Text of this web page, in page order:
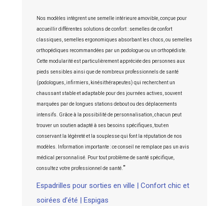
Nos modèles intègrent une semelle intérieure amovible, conçue pour
accueillir différentes solutions de confort : semelles de confort
classiques, semelles ergonomiques absorbant les chocs, ou semelles
orthopédiques recommandées par un podologue ou un orthopédiste.
Cette modularité est particulièrement appréciée des personnes aux
pieds sensibles ainsi que de nombreux professionnels de santé
(podologues, infirmiers, kinésithérapeutes) qui recherchent un
chaussant stable et adaptable pour des journées actives, souvent
marquées par de longues stations debout ou des déplacements
intensifs. Grâce à la possibilité de personnalisation, chacun peut
trouver un soutien adapté à ses besoins spécifiques, tout en
conservant la légèreté et la souplesse qui font la réputation de nos
modèles. Information importante : ce conseil ne remplace pas un avis
médical personnalisé. Pour tout problème de santé spécifique,
consultez votre professionnel de santé. "
Espadrilles pour sorties en ville | Confort chic et
soirées d’été | Espigas